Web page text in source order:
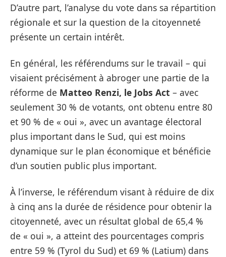
D’autre part, l’analyse du vote dans sa répartition
régionale et sur la question de la citoyenneté
présente un certain intérêt.
En général, les référendums sur le travail – qui
visaient précisément à abroger une partie de la
réforme de Matteo Renzi, le Jobs Act – avec
seulement 30 % de votants, ont obtenu entre 80
et 90 % de « oui », avec un avantage électoral
plus important dans le Sud, qui est moins
dynamique sur le plan économique et bénéficie
d’un soutien public plus important.
À l’inverse, le référendum visant à réduire de dix
à cinq ans la durée de résidence pour obtenir la
citoyenneté, avec un résultat global de 65,4 %
de « oui », a atteint des pourcentages compris
entre 59 % (Tyrol du Sud) et 69 % (Latium) dans